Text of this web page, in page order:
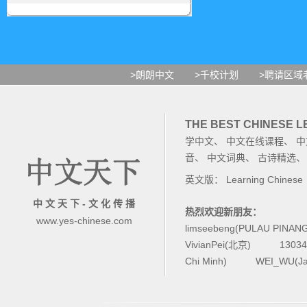
>朗朗中文 >千校计划 >聘请区域
中 文 天 下 - 文 化 传 播
www.yes-chinese.com
THE BEST CHINESE
学中文、 中文在线课程、
音、 中文词典、 古诗精选
英文版： Learning Chinese
热烈欢迎新朋友：
limseebeng(PULAU
VivianPei(北京)
Chi Minh)